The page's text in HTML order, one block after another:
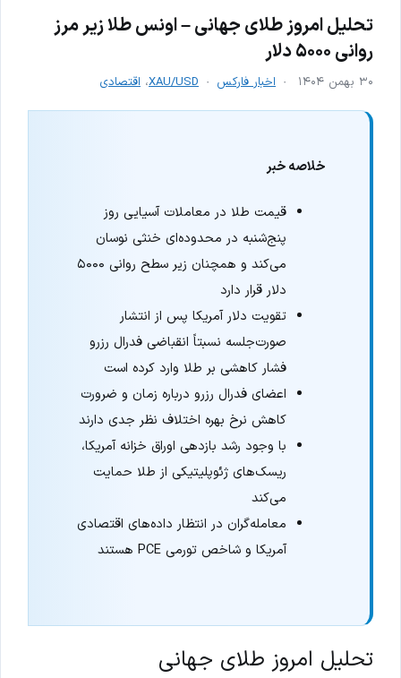
تحلیل امروز طلای جهانی – اونس طلا زیر مرز
روانی ۵۰۰۰ دلار
۳۰ بهمن ۱۴۰۴ اخبار فارکس XAU/USD، اقتصادی
خلاصه خبر
قیمت طلا در معاملات آسیایی روز
پنج‌شنبه در محدوده‌ای خنثی نوسان
می‌کند و همچنان زیر سطح روانی ۵۰۰۰
دلار قرار دارد
تقویت دلار آمریکا پس از انتشار
صورت‌جلسه نسبتاً انقباضی فدرال رزرو
فشار کاهشی بر طلا وارد کرده است
اعضای فدرال رزرو درباره زمان و ضرورت
کاهش نرخ بهره اختلاف نظر جدی دارند
با وجود رشد بازدهی اوراق خزانه آمریکا،
ریسک‌های ژئوپلیتیکی از طلا حمایت
می‌کند
معامله‌گران در انتظار داده‌های اقتصادی
آمریکا و شاخص تورمی PCE هستند
تحلیل امروز طلای جهانی